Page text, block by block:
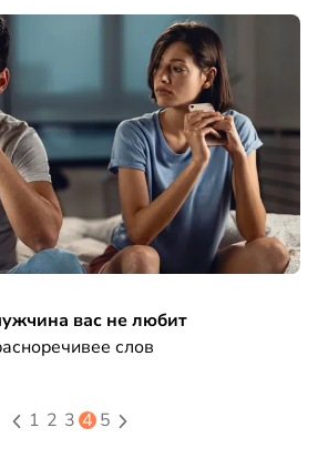
вас не любит
слов
1 2 3 4 5